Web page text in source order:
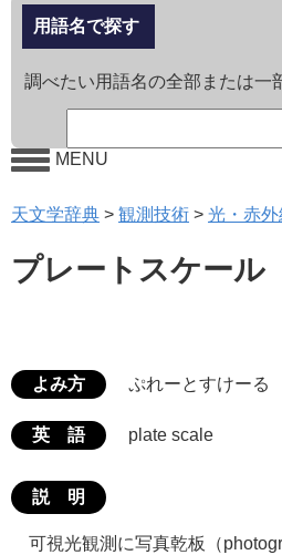
用語名で探す
調べたい用語名の全部または一
MENU
天文学辞典 > 観測技術 > 光・赤外
プレートスケール
よみ方 ぷれーとすけーる
英 語 plate scale
説 明
可視光観測に写真乾板（